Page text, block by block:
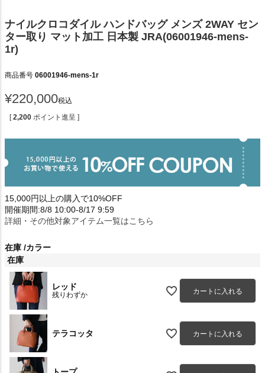
ナイルクロコダイル ハンドバッグ メンズ 2WAY セン
ター取り マット加工 日本製 JRA(06001946-mens-
1r)
商品番号 06001946-mens-1r
¥220,000税込
[ 2,200 ポイント進呈 ]
15,000円以上の購入で10%OFF
開催期間:8/8 10:00-8/17 9:59
詳細・その他対象アイテム一覧はこちら
在庫 カラー
在庫
レッド
残りわずか カートに入れる
テラコッタ カートに入れる